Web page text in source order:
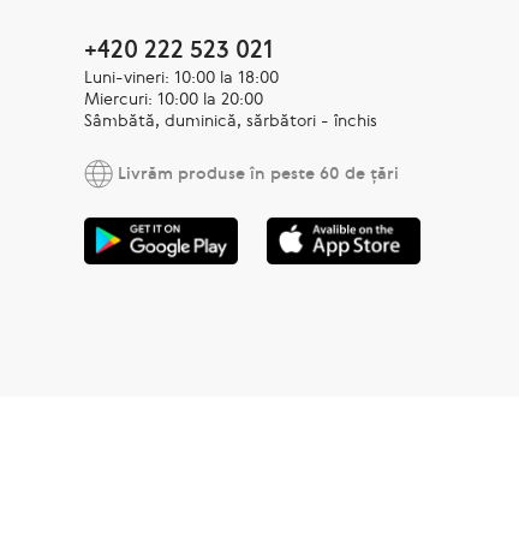
+420 222 523 021
Luni-vineri: 10:00 la 18:00
Miercuri: 10:00 la 20:00
Sâmbătă, duminică, sărbători - închis
Livrăm produse în peste 60 de țări